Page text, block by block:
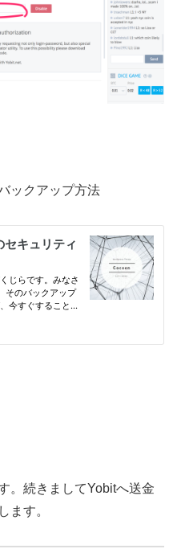
ックアップ方法
。続きましてYobitへ送金
ます。